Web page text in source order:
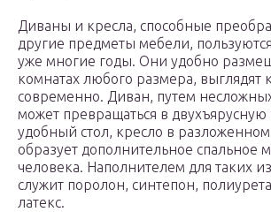
Диваны и кресла, способные
другие предметы мебели,
уже многие годы. Они удобно
комнатах любого размера, выглядят
современно. Диван, путем
может превращаться в двухъярусную
удобный стол, кресло в разложенном
образует дополнительное спальное
человека. Наполнителем для таких
служит поролон, синтепон,
латекс.